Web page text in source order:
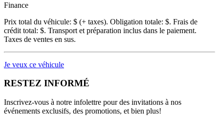
Finance
Prix total du véhicule: $ (+ taxes). Obligation totale: $. Frais de
crédit total: $. Transport et préparation inclus dans le paiement.
Taxes de ventes en sus.
Je veux ce véhicule
RESTEZ INFORMÉ
Inscrivez-vous à notre infolettre pour des invitations à nos
événements exclusifs, des promotions, et bien plus!